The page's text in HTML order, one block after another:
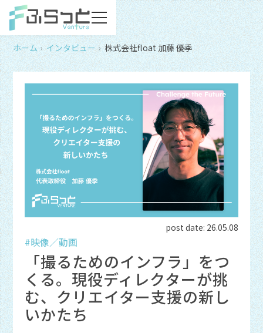
ホーム インタビュー 株式会社float 加藤 優季
post date: 26.05.08
#映像／動画
「撮るためのインフラ」をつ
くる。現役ディレクターが挑
む、クリエイター支援の新し
いかたち